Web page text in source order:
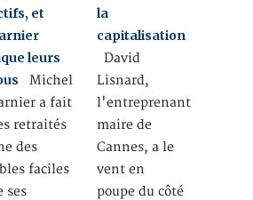
et
leurs
Michel
a fait
retraités
des
faciles
ses
la
capitalisation
David
Lisnard,
l'entreprenant
maire de
Cannes, a le
vent en
poupe du côté